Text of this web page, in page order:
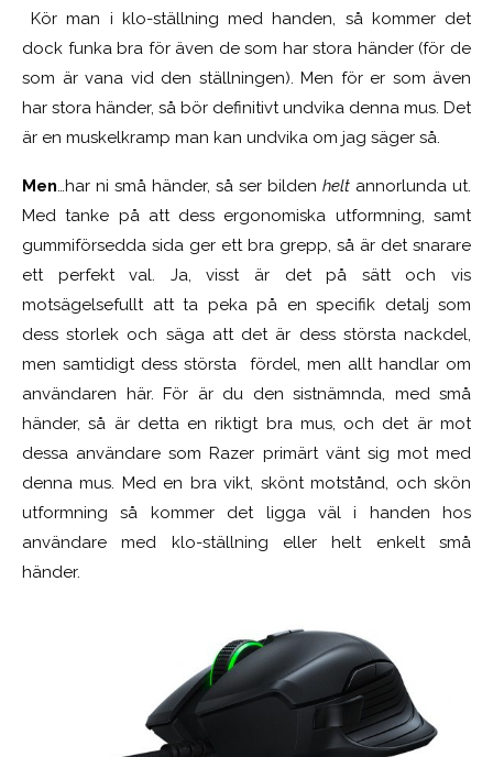
Kör man i klo-ställning med handen, så kommer det
dock funka bra för även de som har stora händer (för de
som är vana vid den ställningen). Men för er som även
har stora händer, så bör definitivt undvika denna mus. Det
är en muskelkramp man kan undvika om jag säger så.
Men…har ni små händer, så ser bilden helt annorlunda ut.
Med tanke på att dess ergonomiska utformning, samt
gummiförsedda sida ger ett bra grepp, så är det snarare
ett perfekt val. Ja, visst är det på sätt och vis
motsägelsefullt att ta peka på en specifik detalj som
dess storlek och säga att det är dess största nackdel,
men samtidigt dess största fördel, men allt handlar om
användaren här. För är du den sistnämnda, med små
händer, så är detta en riktigt bra mus, och det är mot
dessa användare som Razer primärt vänt sig mot med
denna mus. Med en bra vikt, skönt motstånd, och skön
utformning så kommer det ligga väl i handen hos
användare med klo-ställning eller helt enkelt små
händer.